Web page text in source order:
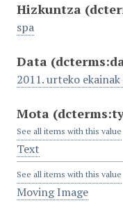
Hizkuntza
spa
Data
2011. urteko ekainak
Mota
See all items with this value
Text
See all items with this value
Moving Image